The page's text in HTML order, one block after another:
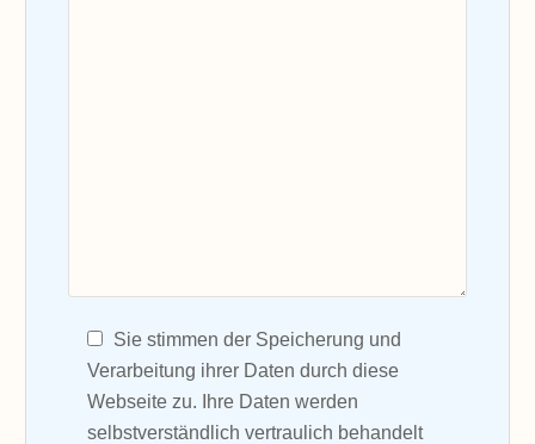
Sie stimmen der Speicherung und
Verarbeitung ihrer Daten durch diese
Webseite zu. Ihre Daten werden
selbstverständlich vertraulich behandelt